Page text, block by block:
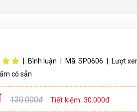
Bình luận Mã:SP0606 Lượt
có sẵn
130.000đ Tiết kiệm: 30.000đ